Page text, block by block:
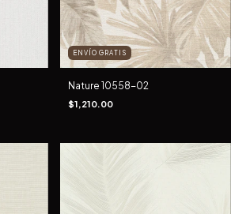
ENVÍO GRATIS
Nature 10558-02
$1,210.00